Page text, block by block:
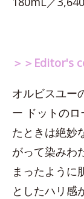
＞＞Editor's
オルビスユー
ー ドットのロ
たときは絶妙
がって染みわ
まったように
としたハリ感